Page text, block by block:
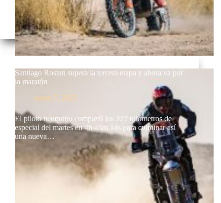
Santiago Rostan supera la tercera etapa y ahora va por
la maratón
enero 7, 2025
El piloto neuquino completó los 327 kilómetros de
especial del martes en 4h 43m 14s para culminar así
una nueva…